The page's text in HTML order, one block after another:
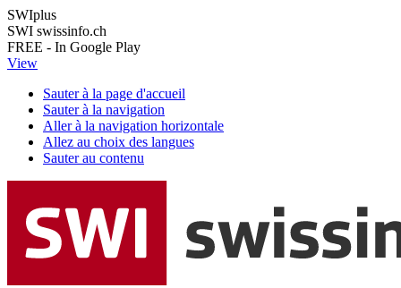
SWIplus
SWI swissinfo.ch
FREE - In Google Play
View
Sauter à la page d'accueil
Sauter à la navigation
Aller à la navigation horizontale
Allez au choix des langues
Sauter au contenu